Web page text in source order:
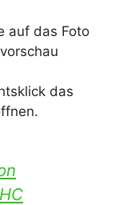
auf das Foto
das